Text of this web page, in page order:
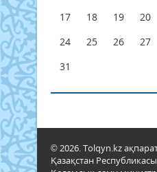
17
18 19 20
24
25 26 27
31
© 2026. Tolqyn.kz
Қазақстан